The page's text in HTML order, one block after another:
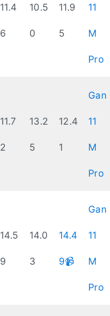
11.4
6
10.5
0
11.9
5
11
M
Pro
11.7
2
13.2
5
12.4
1
Gan
11
M
Pro
14.5
9
14.0
3
14.4
9📹
Gan
11
M
Pro